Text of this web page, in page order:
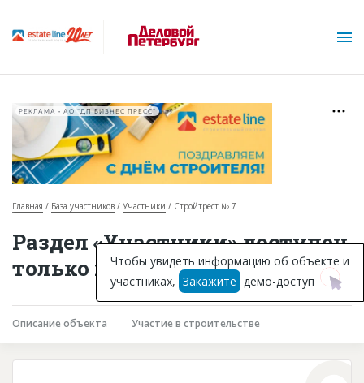
Горячие объекты
База строящихся объектов
Инвестпроекты
Глоссарий
РЕКЛАМА • АО "ДП БИЗНЕС ПРЕСС"
Главная База участников Участники Стройтрест № 7
Раздел «Участники» доступен
только подписчикам
Описание объекта Участие в строительстве
Чтобы увидеть информацию об объекте и
участниках, Закажите демо-доступ